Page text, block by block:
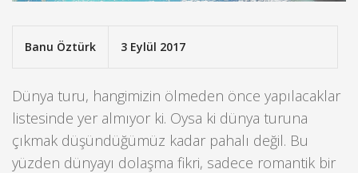
Banu Öztürk 3 Eylül 2017
Dünya turu, hangimizin ölmeden önce yapılacaklar
listesinde yer almıyor ki. Oysa ki dünya turuna
çıkmak düşündüğümüz kadar pahalı değil. Bu
yüzden dünyayı dolaşma fikri, sadece romantik bir